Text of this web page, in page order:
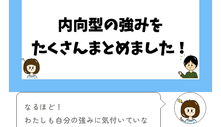
なるほど！
わたしも自分の強みに気付いていな